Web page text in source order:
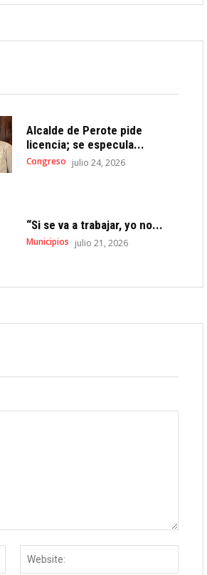
Alcalde de Perote pide
licencia; se especula...
Congreso julio 24, 2026
“Si se va a trabajar, yo no...
Municipios julio 21, 2026